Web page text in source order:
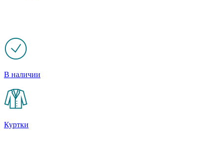
В наличии
Куртки